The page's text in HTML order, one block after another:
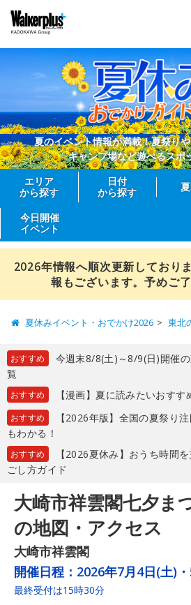
夏のイベント情報が満載！夏祭り
キャンプ場など遊べるスポ
エリア
から探す
日付
から探す
今日開催
イベント
2026年情報へ順次更新しており
報もございます。予めご了
夏休みイベント・おでかけ2026 東北
おすすめ
今週末8/8(土)～8/9(日)開催
覧
おすすめ 【漫画】夏に読みたいおす
おすすめ
【2026年版】全国の夏祭り
もわかる！
おすすめ
【2026夏休み】おうち時間
ごし方ガイド
大崎市祥雲閣七夕ま
の地図・アクセス
大崎市祥雲閣
開催日程： 2026年7月4日(土)
最終受付は15時30分